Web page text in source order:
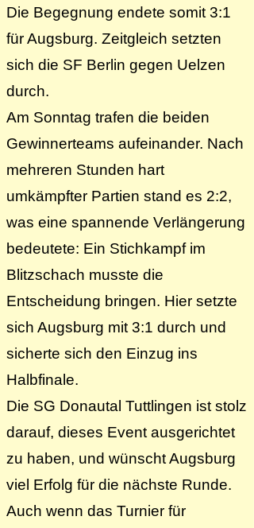
Die Begegnung endete somit 3:1
für Augsburg. Zeitgleich setzten
sich die SF Berlin gegen Uelzen
durch.
Am Sonntag trafen die beiden
Gewinnerteams aufeinander. Nach
mehreren Stunden hart
umkämpfter Partien stand es 2:2,
was eine spannende Verlängerung
bedeutete: Ein Stichkampf im
Blitzschach musste die
Entscheidung bringen. Hier setzte
sich Augsburg mit 3:1 durch und
sicherte sich den Einzug ins
Halbfinale.
Die SG Donautal Tuttlingen ist stolz
darauf, dieses Event ausgerichtet
zu haben, und wünscht Augsburg
viel Erfolg für die nächste Runde.
Auch wenn das Turnier für